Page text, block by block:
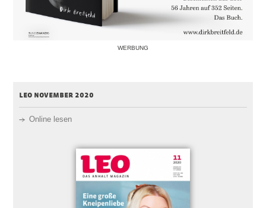
WERBUNG
leo november 2020
Online lesen